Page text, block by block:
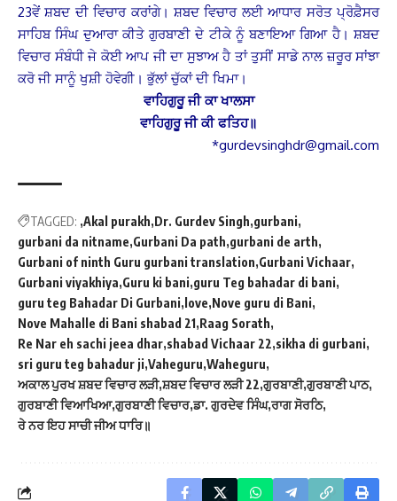
23ਵੇਂ ਸ਼ਬਦ ਦੀ ਵਿਚਾਰ ਕਰਾਂਗੇ। ਸ਼ਬਦ ਵਿਚਾਰ ਲਈ ਆਧਾਰ ਸਰੋਤ ਪ੍ਰੋਫ਼ੈਸਰ
ਸਾਹਿਬ ਸਿੰਘ ਦੁਆਰਾ ਕੀਤੇ ਗੁਰਬਾਣੀ ਦੇ ਟੀਕੇ ਨੂੰ ਬਣਾਇਆ ਗਿਆ ਹੈ। ਸ਼ਬਦ
ਵਿਚਾਰ ਸੰਬੰਧੀ ਜੇ ਕੋਈ ਆਪ ਜੀ ਦਾ ਸੁਝਾਅ ਹੈ ਤਾਂ ਤੁਸੀਂ ਸਾਡੇ ਨਾਲ ਜ਼ਰੂਰ ਸਾਂਝਾ
ਕਰੋ ਜੀ ਸਾਨੂੰ ਖੁਸ਼ੀ ਹੋਵੇਗੀ। ਭੁੱਲਾਂ ਚੁੱਕਾਂ ਦੀ ਖਿਮਾ।
ਵਾਹਿਗੁਰੂ ਜੀ ਕਾ ਖਾਲਸਾ
ਵਾਹਿਗੁਰੂ ਜੀ ਕੀ ਫਤਿਹ॥
*gurdevsinghdr@gmail.com
TAGGED: Akal purakh Dr. Gurdev Singh gurbani
gurbani da nitname Gurbani Da path gurbani de arth
Gurbani of ninth Guru gurbani translation Gurbani Vichaar
Gurbani viyakhiya Guru ki bani guru Teg bahadar di bani
guru teg Bahadar Di Gurbani love Nove guru di Bani
Nove Mahalle di Bani shabad 21 Raag Sorath
Re Nar eh sachi jeea dhar shabad Vichaar 22 sikha di gurbani
sri guru teg bahadur ji Vaheguru Waheguru
ਅਕਾਲ ਪੁਰਖ ਸ਼ਬਦ ਵਿਚਾਰ ਲੜੀ ਸ਼ਬਦ ਵਿਚਾਰ ਲੜੀ 22 ਗੁਰਬਾਣੀ ਗੁਰਬਾਣੀ ਪਾਠ
ਗੁਰਬਾਣੀ ਵਿਆਖਿਆ ਗੁਰਬਾਣੀ ਵਿਚਾਰ ਡਾ. ਗੁਰਦੇਵ ਸਿੰਘ ਰਾਗ ਸੋਰਠਿ
ਰੇ ਨਰ ਇਹ ਸਾਚੀ ਜੀਅ ਧਾਰਿ॥